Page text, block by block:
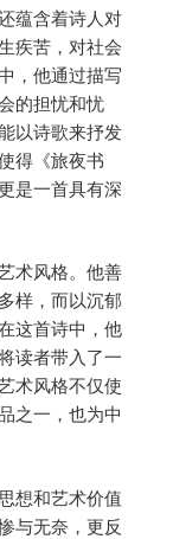
蕴含着诗人对
疾苦，对社会
，他通过描写
的担忧和忧
以诗歌来抒发
得《旅夜书
是一首具有深
术风格。他善
样，而以沉郁
这首诗中，他
读者带入了一
术风格不仅使
之一，也为中
想和艺术价值
与无奈，更反